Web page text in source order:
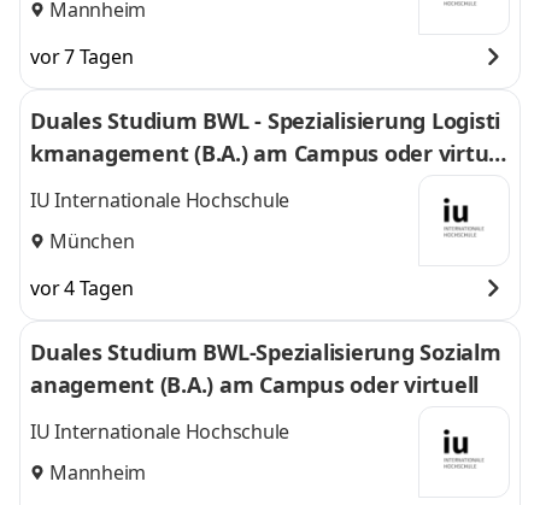
Mannheim
vor 7 Tagen
Duales Studium BWL - Spezialisierung Logisti
kmanagement (B.A.) am Campus oder virtuel
l
IU Internationale Hochschule
München
vor 4 Tagen
Duales Studium BWL-Spezialisierung Sozialm
anagement (B.A.) am Campus oder virtuell
IU Internationale Hochschule
Mannheim